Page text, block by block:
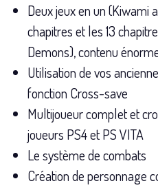
Deux jeux en un (Kiwami
chapitres et les 13
Demons), contenu
Utilisation de vos
fonction Cross-save
Multijoueur complet et
joueurs PS4 et PS VITA
Le système de combats
Création de personnage